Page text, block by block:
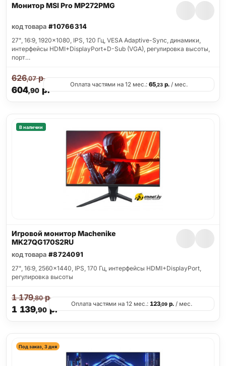
Монитор MSI Pro MP272PMG
код товара #10766314
27", 16:9, 1920x1080, IPS, 120 Гц, VESA Adaptive-Sync, динамики,
интерфейсы HDMI+DisplayPort+D-Sub (VGA), регулировка высоты,
порт…
604,90р.
626,07р.
Оплата частями на 12 мес.: 65,23 р. / мес.
В наличии
Игровой монитор Machenike
MK27QG170S2RU
код товара #8724091
27", 16:9, 2560x1440, IPS, 170 Гц, интерфейсы HDMI+DisplayPort,
регулировка высоты
1 139,90 р.
1 179,80р.
Оплата частями на 12 мес.: 123,09р./ мес.
Под заказ, 3 дня